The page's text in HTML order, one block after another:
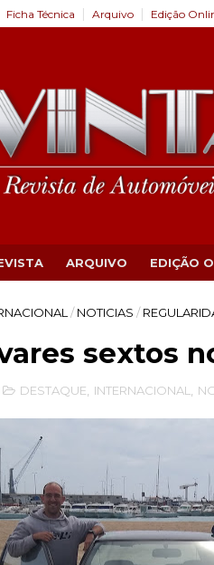
Ficha Técnica Arquivo Edição
ARQUIVO EDIÇÃO
/ NOTICIAS /
sextos
DESTAQUE INTERNACIONAL